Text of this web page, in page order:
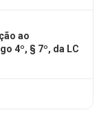
ao
4º, § 7º, da LC